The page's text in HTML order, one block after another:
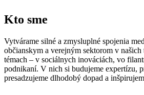
Kto sme
Vytvárame silné a zmysluplné spojenia
občianskym a verejným sektorom v našich
témach – v sociálnych inováciách, vo
podnikaní. V nich si budujeme expertízu,
presadzujeme dlhodobý dopad a